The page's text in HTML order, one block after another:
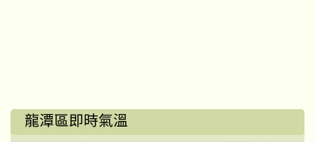
龍潭區即時氣溫